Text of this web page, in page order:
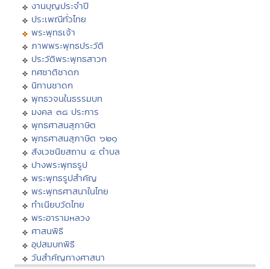
งานบุญประจำปี
ประเพณีทั่วไทย
พระพุทธเจ้า
ภาพพระพุทธประวัติ
ประวัติพระพุทธสาวก
ทศชาติชาดก
นิทานชาดก
พุทธวจนในธรรมบท
มงคล ๓๘ ประการ
พุทธศาสนสุภาษิต
พุทธศาสนสุภาษิต ๖๒๑
สังเวชนียสถาน ๔ ตำบล
ปางพระพุทธรูป
พระพุทธรูปสำคัญ
พระพุทธศาสนาในไทย
ทำเนียบวัดไทย
พระอารามหลวง
ศาสนพิธี
อุปสมบทพิธี
วันสำคัญทางศาสนา